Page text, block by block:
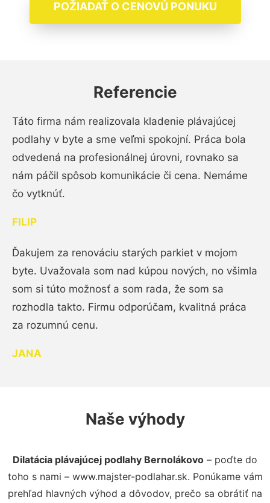
POŽIADAŤ O CENOVÚ PONUKU
Referencie
Táto firma nám realizovala kladenie plávajúcej
podlahy v byte a sme veľmi spokojní. Práca bola
odvedená na profesionálnej úrovni, rovnako sa
nám páčil spôsob komunikácie či cena. Nemáme
čo vytknúť.
FILIP
Ďakujem za renováciu starých parkiet v mojom
byte. Uvažovala som nad kúpou nových, no všimla
som si túto možnosť a som rada, že som sa
rozhodla takto. Firmu odporúčam, kvalitná práca
za rozumnú cenu.
JANA
Naše výhody
Dilatácia plávajúcej podlahy Bernolákovo – poďte do
toho s nami – www.majster-podlahar.sk. Ponúkame vám
prehľad hlavných výhod a dôvodov, prečo sa obrátiť na